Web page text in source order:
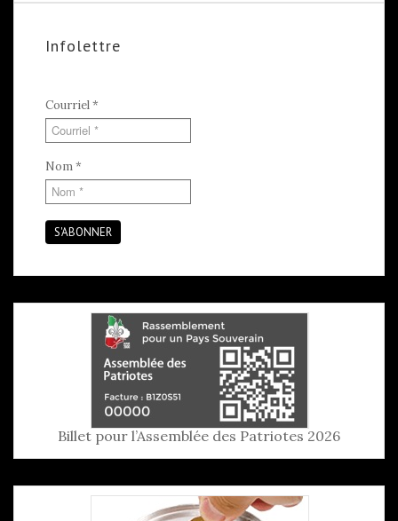
Infolettre
Courriel*
Nom*
S'ABONNER
Billet pour l’Assemblée des Patriotes 2026